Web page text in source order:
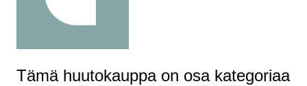
Tämä huutokauppa on osa kategoriaa